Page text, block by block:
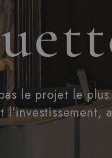
le projet le